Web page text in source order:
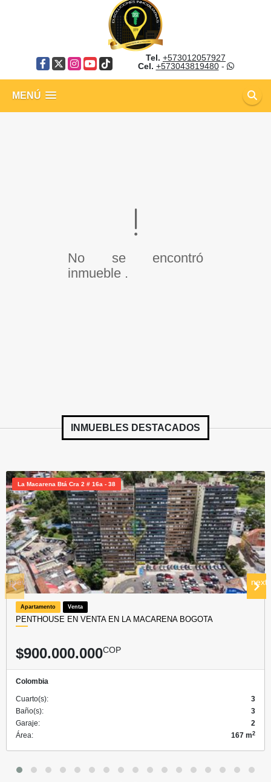
Facebook
X Instagram
YouTube
TikTok
Tel. +573012057927
Cel. +573043819480-
MENÚ
No se encontró
inmueble .
INMUEBLES DESTACADOS
La Macarena Btá Cra 2 # 16a - 38
Apartamento Venta
PENTHOUSE EN VENTA EN LA MACARENA BOGOTA
$900.000.000COP
Colombia
Cuarto(s):
3
Baño(s):
3
Garaje:
2
Área:
167 m2
prev next